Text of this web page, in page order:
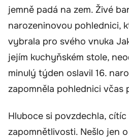
jemně padá na zem. Živé
narozeninovou pohlednici,
vybrala pro svého vnuka
jejím kuchyňském stole,
minulý týden oslavil 16.
zapomněla pohlednici včas
Hluboce si povzdechla,
zapomnětlivosti. Nešlo jen